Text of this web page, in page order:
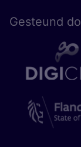
Gesteund